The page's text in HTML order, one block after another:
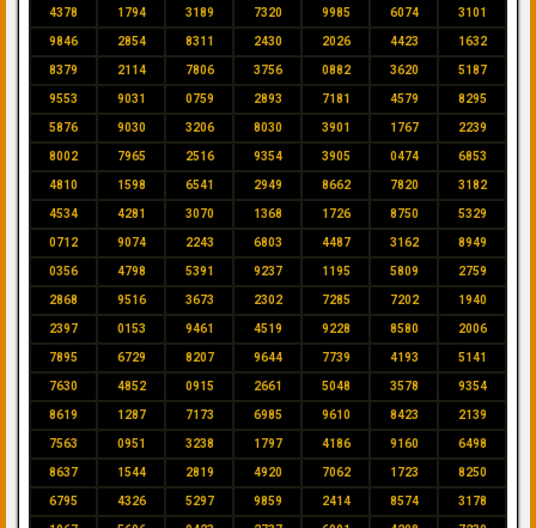
4378 1794 3189 7320 9985 6074 3101
9846 2854 8311 2430 2026 4423 1632
8379 2114 7806 3756 0882 3620 5187
9553 9031 0759 2893 7181 4579 8295
5876 9030 3206 8030 3901 1767 2239
8002 7965 2516 9354 3905 0474 6853
4810 1598 6541 2949 8662 7820 3182
4534 4281 3070 1368 1726 8750 5329
0712 9074 2243 6803 4487 3162 8949
0356 4798 5391 9237 1195 5809 2759
2868 9516 3673 2302 7285 7202 1940
2397 0153 9461 4519 9228 8580 2006
7895 6729 8207 9644 7739 4193 5141
7630 4852 0915 2661 5048 3578 9354
8619 1287 7173 6985 9610 8423 2139
7563 0951 3238 1797 4186 9160 6498
8637 1544 2819 4920 7062 1723 8250
6795 4326 5297 9859 2414 8574 3178